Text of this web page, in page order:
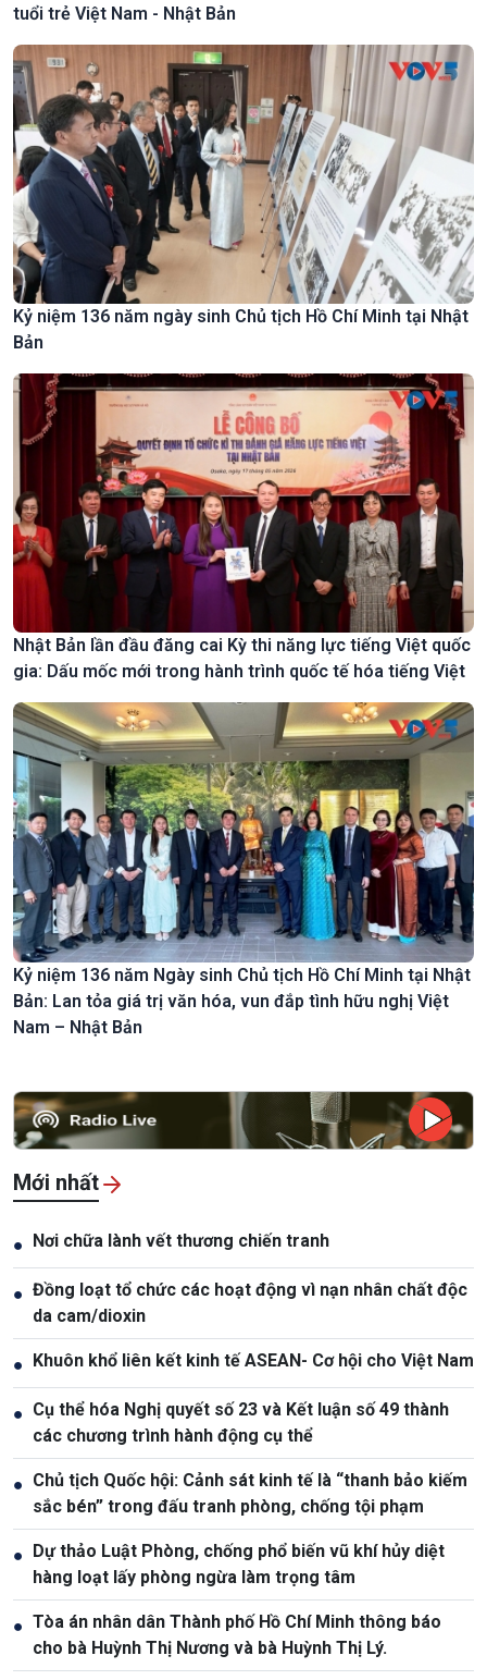
tuổi trẻ Việt Nam - Nhật Bản
Kỷ niệm 136 năm ngày sinh Chủ tịch Hồ Chí Minh tại Nhật
Bản
Nhật Bản lần đầu đăng cai Kỳ thi năng lực tiếng Việt quốc
gia: Dấu mốc mới trong hành trình quốc tế hóa tiếng Việt
Kỷ niệm 136 năm Ngày sinh Chủ tịch Hồ Chí Minh tại Nhật
Bản: Lan tỏa giá trị văn hóa, vun đắp tình hữu nghị Việt
Nam – Nhật Bản
Mới nhất
● Nơi chữa lành vết thương chiến tranh
● Đồng loạt tổ chức các hoạt động vì nạn nhân chất độc
da cam/dioxin
● Khuôn khổ liên kết kinh tế ASEAN- Cơ hội cho Việt Nam
● Cụ thể hóa Nghị quyết số 23 và Kết luận số 49 thành
các chương trình hành động cụ thể
● Chủ tịch Quốc hội: Cảnh sát kinh tế là “thanh bảo kiếm
sắc bén” trong đấu tranh phòng, chống tội phạm
● Dự thảo Luật Phòng, chống phổ biến vũ khí hủy diệt
hàng loạt lấy phòng ngừa làm trọng tâm
● Tòa án nhân dân Thành phố Hồ Chí Minh thông báo
cho bà Huỳnh Thị Nương và bà Huỳnh Thị Lý.